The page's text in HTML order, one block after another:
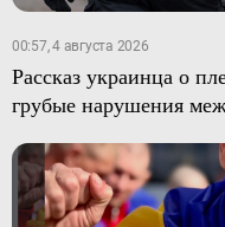
00:57, 4 августа 2026
Рассказ украинца о
грубые нарушения